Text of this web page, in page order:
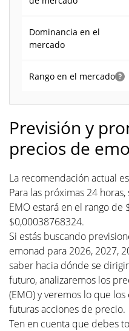
Dominancia en el
mercado
Rango en el mercado
Previsión y
precios de
La recomendación actual es
Para las próximas 24
EMO estará en el rango de
$0,00038768324.
Si estás buscando
emonad para 2026, 2027,
saber hacia dónde se
futuro, analizaremos los
(EMO) y veremos lo que
futuras acciones de precio.
Ten en cuenta que debes